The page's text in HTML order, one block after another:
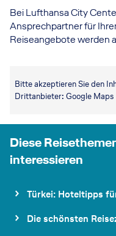
Bei Lufthansa City
Ansprechpartner für
Reiseangebote werden
Bitte akzeptieren Sie den
Drittanbieter: Google Maps
Diese
interessieren
Türkei: Hoteltipps
Die schönsten